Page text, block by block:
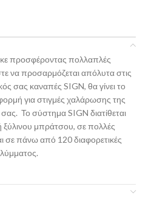
προσφέροντας πολλαπλές
να προσαρμόζεται απόλυτα στις
σας καναπές SIGN, θα γίνει το
για στιγμές χαλάρωσης της
σας. Το σύστημα SIGN διατίθεται
ξύλινου μπράτσου, σε πολλές
σε πάνω από 120 διαφορετικές